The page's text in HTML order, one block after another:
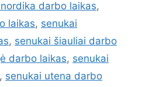
darbo laikas,
laikas, senukai
, senukai šiauliai darbo
darbo laikas, senukai
, senukai utena darbo